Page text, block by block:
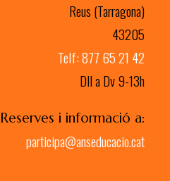
Reus (Tarragona)
43205
Telf: 877 65 21 42
Dll a Dv 9-13h
Reserves i informació a:
participa@anseducacio.cat